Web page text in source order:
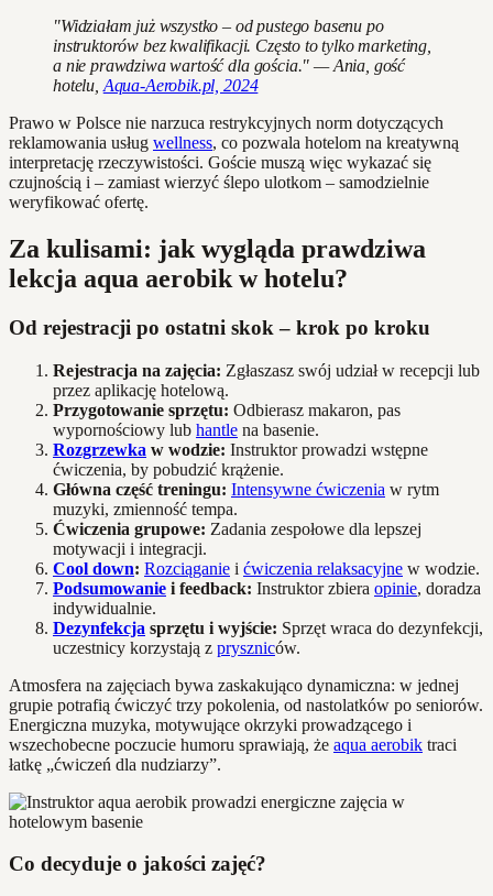
"Widziałam już wszystko – od pustego basenu po
instruktorów bez kwalifikacji. Często to tylko marketing,
a nie prawdziwa wartość dla gościa." — Ania, gość
hotelu, Aqua-Aerobik.pl, 2024
Prawo w Polsce nie narzuca restrykcyjnych norm dotyczących
reklamowania usług wellness, co pozwala hotelom na kreatywną
interpretację rzeczywistości. Goście muszą więc wykazać się
czujnością i – zamiast wierzyć ślepo ulotkom – samodzielnie
weryfikować ofertę.
Za kulisami: jak wygląda prawdziwa
lekcja aqua aerobik w hotelu?
Od rejestracji po ostatni skok – krok po kroku
Rejestracja na zajęcia: Zgłaszasz swój udział w recepcji lub
przez aplikację hotelową.
Przygotowanie sprzętu: Odbierasz makaron, pas
wypornościowy lub hantle na basenie.
Rozgrzewka w wodzie: Instruktor prowadzi wstępne
ćwiczenia, by pobudzić krążenie.
Główna część treningu: Intensywne ćwiczenia w rytm
muzyki, zmienność tempa.
Ćwiczenia grupowe: Zadania zespołowe dla lepszej
motywacji i integracji.
Cool down: Rozciąganie i ćwiczenia relaksacyjne w wodzie.
Podsumowanie i feedback: Instruktor zbiera opinie, doradza
indywidualnie.
Dezynfekcja sprzętu i wyjście: Sprzęt wraca do dezynfekcji,
uczestnicy korzystają z pryszniców.
Atmosfera na zajęciach bywa zaskakująco dynamiczna: w jednej
grupie potrafią ćwiczyć trzy pokolenia, od nastolatków po seniorów.
Energiczna muzyka, motywujące okrzyki prowadzącego i
wszechobecne poczucie humoru sprawiają, że aqua aerobik traci
łatkę „ćwiczeń dla nudziarzy”.
Co decyduje o jakości zajęć?